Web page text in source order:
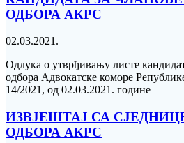
ОДБОРА АКРС
02.03.2021.
Одлука о утврђивању листе
одбора Адвокатске коморе
14/2021, од 02.03.2021. године
ИЗВЈЕШТАЈ СА
ОДБОРА АКРС